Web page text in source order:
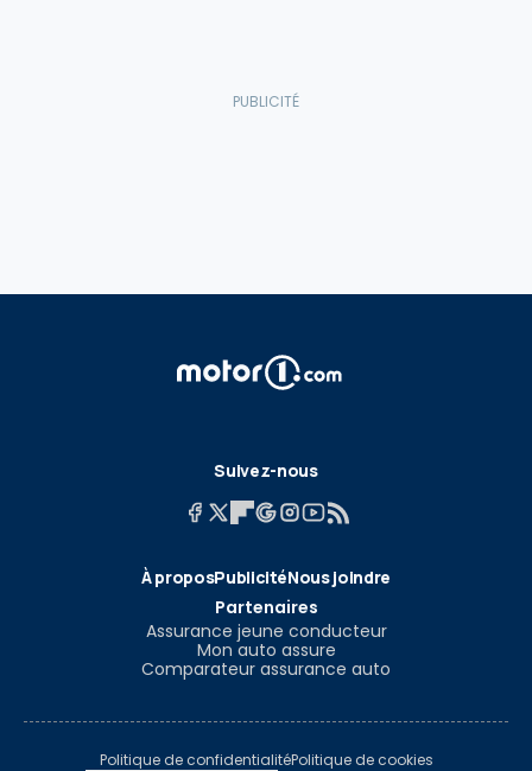
Suivez-nous
À proposPublicitéNous joindre
Partenaires
Assurance jeune conducteur
Mon auto assure
Comparateur assurance auto
Politique de confidentialitéPolitique de cookies